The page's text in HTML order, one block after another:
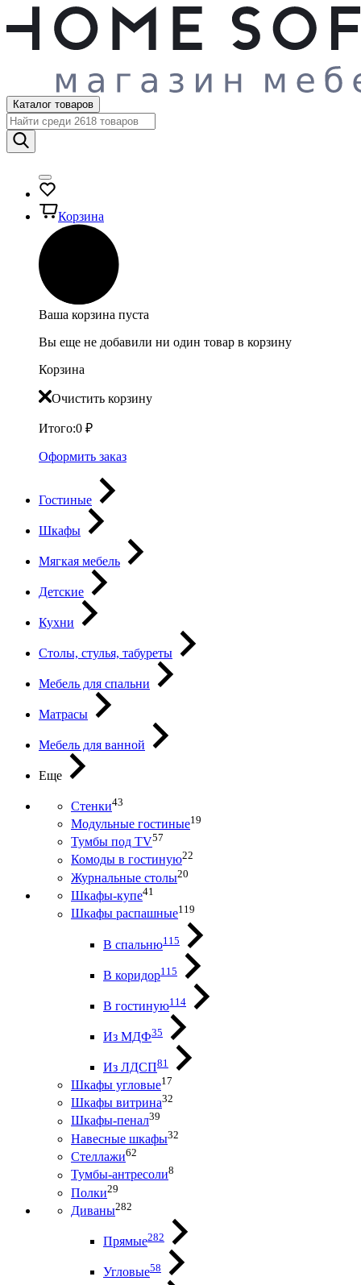
Каталог товаров
Корзина
Ваша корзина пуста
Вы еще не добавили ни один товар в корзину
Корзина
Очистить корзину
Итого:0 ₽
Оформить заказ
Гостиные
Шкафы
Мягкая мебель
Детские
Кухни
Столы, стулья, табуреты
Мебель для спальни
Матрасы
Мебель для ванной
Еще
Стенки43
Модульные гостиные19
Тумбы под ТV57
Комоды в гостиную22
Журнальные столы20
Шкафы-купе41
Шкафы распашные119
В спальню115
В коридор115
В гостиную114
Из МДФ35
Из ЛДСП81
Шкафы угловые17
Шкафы витрина32
Шкафы-пенал39
Навесные шкафы32
Стеллажи62
Тумбы-антресоли8
Полки29
Диваны282
Прямые282
Угловые58